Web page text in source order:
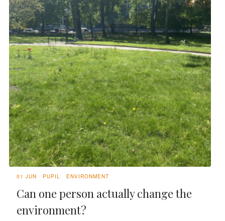
01 JUN PUPIL ENVIRONMENT
Can one person actually change the
environment?